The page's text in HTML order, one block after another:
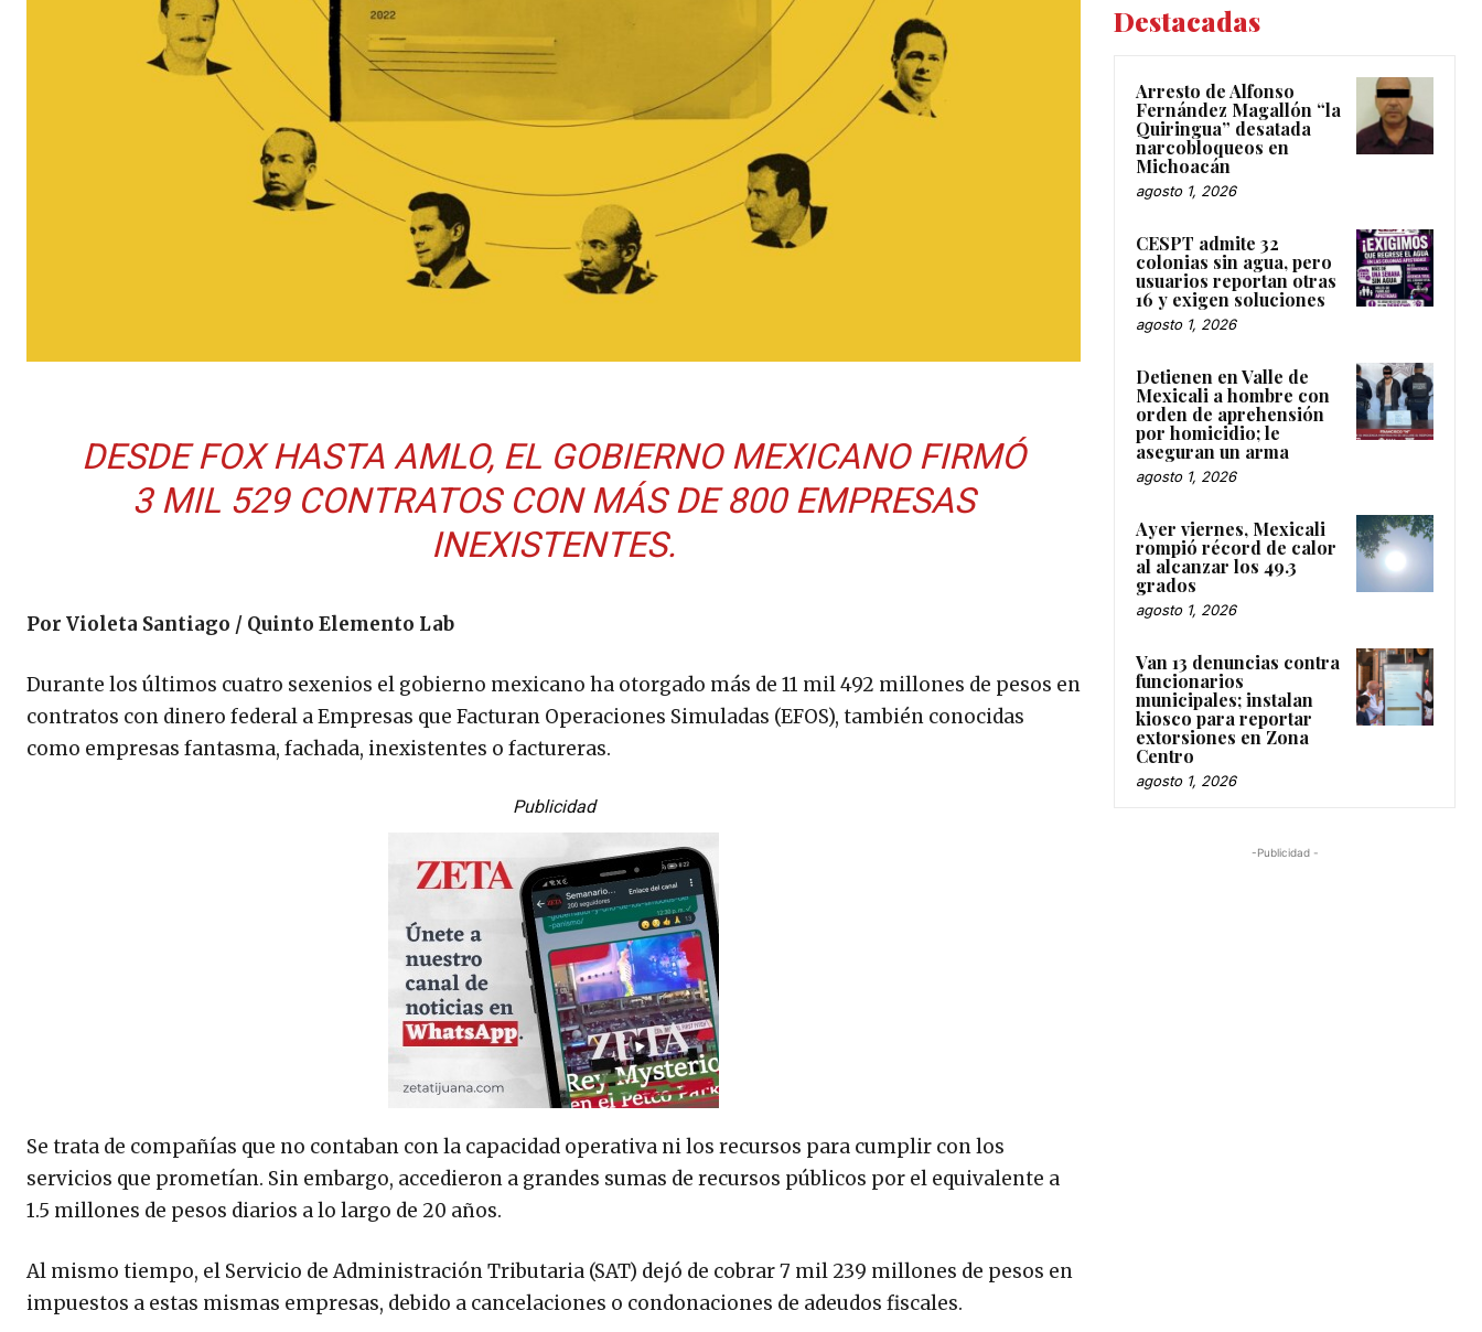
DESDE FOX HASTA AMLO, EL GOBIERNO MEXICANO FIRMÓ
3 MIL 529 CONTRATOS CON MÁS DE 800 EMPRESAS
INEXISTENTES.
Por Violeta Santiago / Quinto Elemento Lab
Durante los últimos cuatro sexenios el gobierno mexicano ha otorgado más de 11 mil 492 millones de pesos en
contratos con dinero federal a Empresas que Facturan Operaciones Simuladas (EFOS), también conocidas
como empresas fantasma, fachada, inexistentes o factureras.
Publicidad
Se trata de compañías que no contaban con la capacidad operativa ni los recursos para cumplir con los
servicios que prometían. Sin embargo, accedieron a grandes sumas de recursos públicos por el equivalente a
1.5 millones de pesos diarios a lo largo de 20 años.
Al mismo tiempo, el Servicio de Administración Tributaria (SAT) dejó de cobrar 7 mil 239 millones de pesos en
impuestos a estas mismas empresas, debido a cancelaciones o condonaciones de adeudos fiscales.
Destacadas
Arresto de Alfonso
Fernández Magallón “la
Quiringua” desatada
narcobloqueos en
Michoacán
agosto 1, 2026
CESPT admite 32
colonias sin agua, pero
usuarios reportan otras
16 y exigen soluciones
agosto 1, 2026
Detienen en Valle de
Mexicali a hombre con
orden de aprehensión
por homicidio; le
aseguran un arma
agosto 1, 2026
Ayer viernes, Mexicali
rompió récord de calor
al alcanzar los 49.3
grados
agosto 1, 2026
Van 13 denuncias contra
funcionarios
municipales; instalan
kiosco para reportar
extorsiones en Zona
Centro
agosto 1, 2026
-Publicidad -